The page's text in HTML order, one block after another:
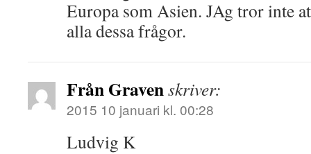
Europa som Asien. JAg tror inte
alla dessa frågor.
Från Gravenskriver:
2015 10 januari kl. 00:28
Ludvig K